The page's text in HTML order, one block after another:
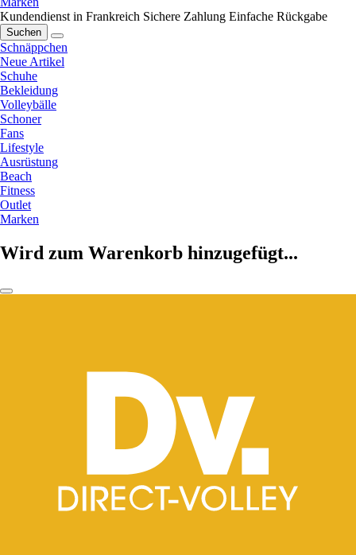
Kundendienst in Frankreich Sichere Zahlung Einfache Rückgabe
Suchen
Schnäppchen
Neue Artikel
Schuhe
Bekleidung
Volleybälle
Schoner
Fans
Lifestyle
Ausrüstung
Beach
Fitness
Outlet
Marken
Wird zum Warenkorb hinzugefügt...